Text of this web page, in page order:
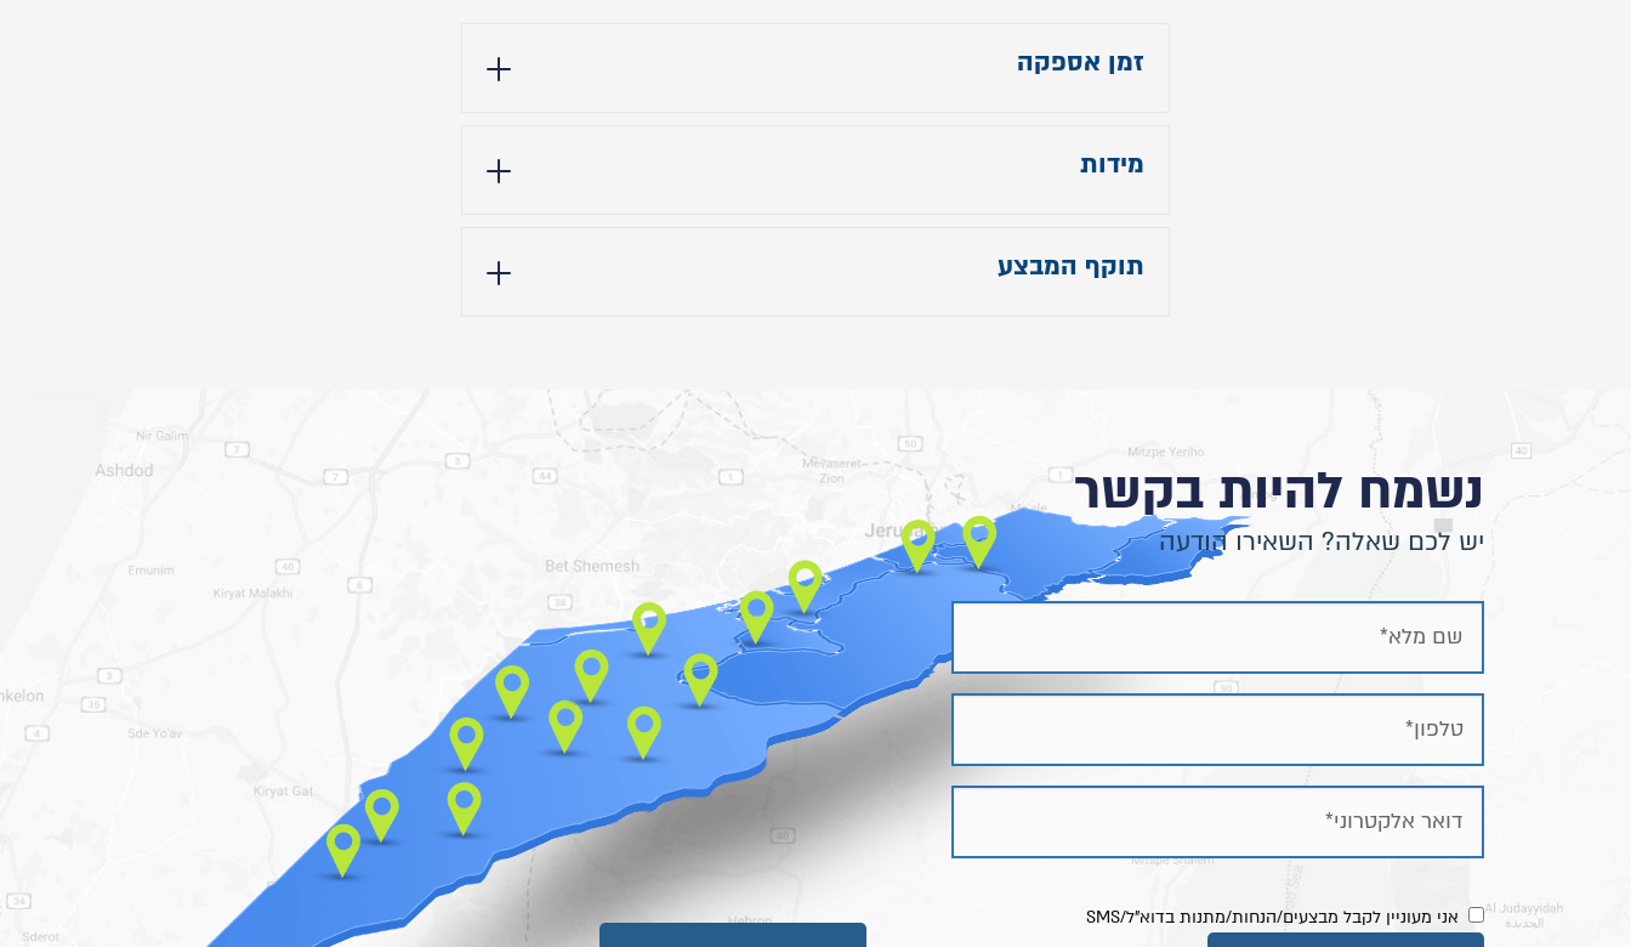
זמן אספקה
מידות
- רוחב מיטה: ללא תוספת לרוחב המזרן הנבחר
תוקף המבצע
נשמח להיות בקשר
יש לכם שאלה? השאירו הודעה
אני מעוניין לקבל מבצעים/הנחות/מתנות בדוא"ל/SMS